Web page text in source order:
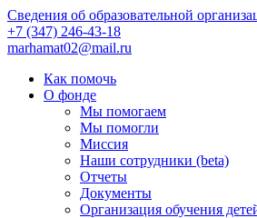
Сведения об образовательной
+7 (347) 246-43-18
marhamat02@mail.ru
Как помочь
О фонде
Мы помогаем
Мы помогли
Миссия
Наши сотрудники (beta)
Отчеты
Документы
Организация обучения